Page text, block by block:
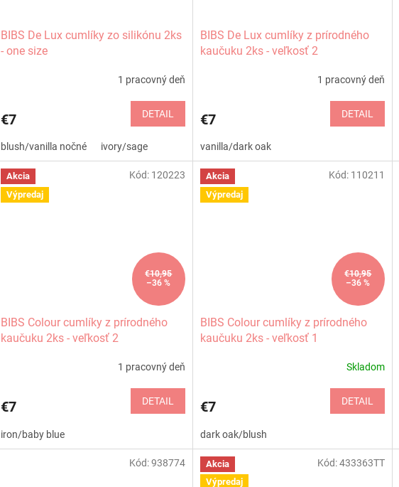
BIBS De Lux cumlíky zo silikónu 2ks
- one size
1 pracovný deň
€7 DETAIL
blush/vanilla nočné ivory/sage
BIBS De Lux cumlíky z prírodného
kaučuku 2ks - veľkosť 2
1 pracovný deň
€7 DETAIL
vanilla/dark oak
Akcia
Výpredaj
€10,95
–36 %
BIBS Colour cumlíky z prírodného
kaučuku 2ks - veľkosť 2
1 pracovný deň
€7 DETAIL
iron/baby blue
Kód: 120223
Akcia
Výpredaj
€10,95
–36 %
BIBS Colour cumlíky z prírodného
kaučuku 2ks - veľkosť 1
Skladom
€7 DETAIL
dark oak/blush
Kód: 110211
Kód:938774
Akcia
Výpredaj
Kód:433363TT